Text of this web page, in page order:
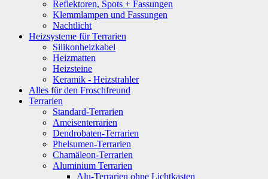
Reflektoren, Spots + Fassungen
Klemmlampen und Fassungen
Nachtlicht
Heizsysteme für Terrarien
Silikonheizkabel
Heizmatten
Heizsteine
Keramik - Heizstrahler
Alles für den Froschfreund
Terrarien
Standard-Terrarien
Ameisenterrarien
Dendrobaten-Terrarien
Phelsumen-Terrarien
Chamäleon-Terrarien
Aluminium Terrarien
Alu-Terrarien ohne Lichtkasten